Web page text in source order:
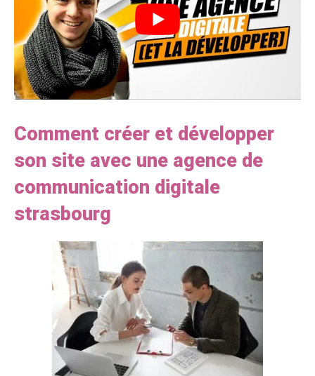
Comment créer et développer
son site avec une agence de
communication digitale
strasbourg